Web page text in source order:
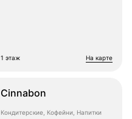
1 этаж на карте
Cinnabon
Кондитерские, Кофейни, Напитки